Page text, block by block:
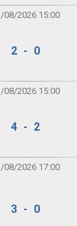
08/2026 15:00
2 - 0
08/2026 15:00
4 - 2
08/2026 17:00
3 - 0